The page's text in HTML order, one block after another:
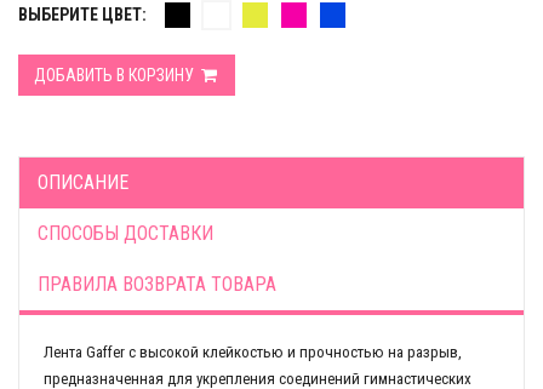
ВЫБЕРИТЕ ЦВЕТ:
ДОБАВИТЬ В КОРЗИНУ
ОПИСАНИЕ
СПОСОБЫ ДОСТАВКИ
ПРАВИЛА ВОЗВРАТА ТОВАРА
Лента Gaffer с высокой клейкостью и прочностью на разрыв,
предназначенная для укрепления соединений гимнастических